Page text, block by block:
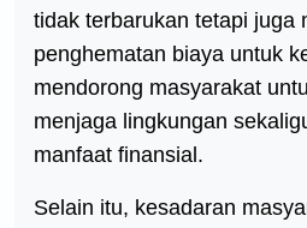
tidak terbarukan tetapi juga
penghematan biaya untuk
mendorong masyarakat
menjaga lingkungan
manfaat finansial.
Selain itu, kesadaran